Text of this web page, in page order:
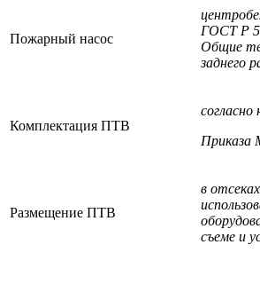
Пожарный насос
ГОСТ Р
Общие
заднего
Комплектация ПТВ
Приказа
Размещение ПТВ
в
съеме и